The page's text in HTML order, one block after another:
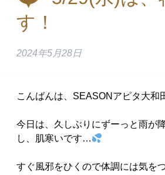
す！
2024年5月28日
こんばんは、SEASONアピタ大和
今日は、久しぶりにずーっと雨が
し、肌寒いです…
すぐ風邪をひくので体調には気を